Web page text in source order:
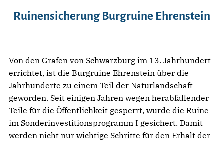
Ruinensicherung Burgruine Ehrenstein
Von den Grafen von Schwarzburg im 13. Jahrhundert
errichtet, ist die Burgruine Ehrenstein über die
Jahrhunderte zu einem Teil der Naturlandschaft
geworden. Seit einigen Jahren wegen herabfallender
Teile für die Öffentlichkeit gesperrt, wurde die Ruine
im Sonderinvestitionsprogramm I gesichert. Damit
werden nicht nur wichtige Schritte für den Erhalt der